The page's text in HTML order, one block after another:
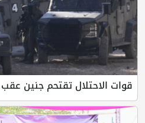
قوات الاحتلال تقتحم جنين